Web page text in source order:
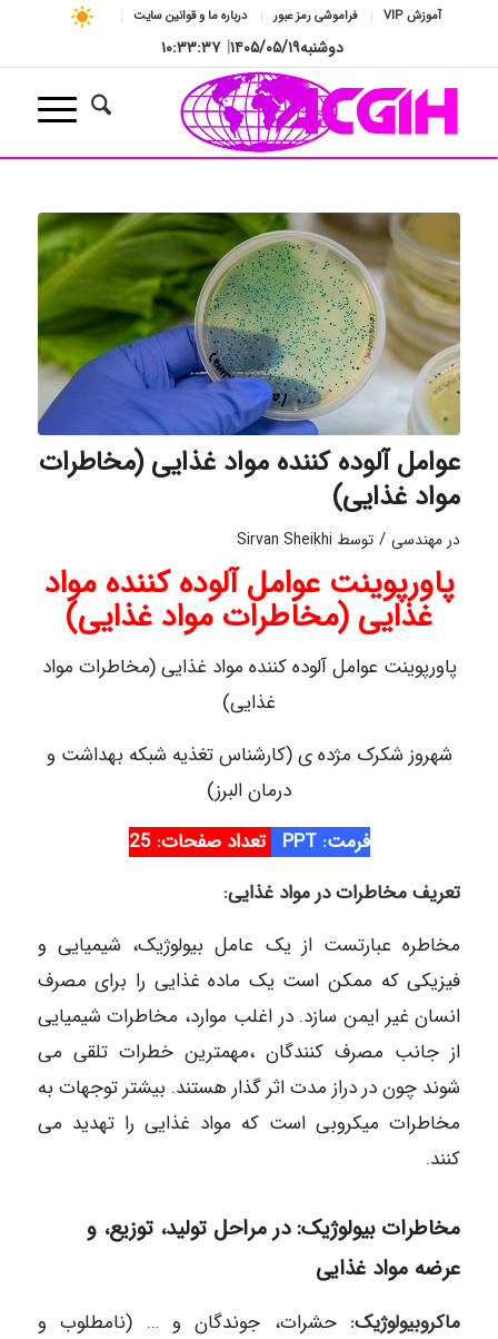
آموزش VIP فراموشی رمز عبور درباره ما و قوانین سایت
دوشنبه۱۴۰۵/۰۵/۱۹| ۱۰:۳۳:۳۷
عوامل آلوده کننده مواد غذایی (مخاطرات
مواد غذایی)
در مهندسی / توسط Sirvan Sheikhi
پاورپوینت عوامل آلوده کننده مواد
غذایی (مخاطرات مواد غذایی)
پاورپوینت عوامل آلوده کننده مواد غذایی (مخاطرات مواد
غذایی)
شهروز شکرک مژده ی (کارشناس تغذیه شبکه بهداشت و
درمان البرز)
فرمت: PPT
تعداد صفحات: 25
تعریف مخاطرات در مواد غذایی:
مخاطره عبارتست از یک عامل بیولوژیک، شیمیایی و
فیزیکی که ممکن است یک ماده غذایی را برای مصرف
انسان غیر ایمن سازد. در اغلب موارد، مخاطرات شیمیایی
از جانب مصرف کنندگان ،مهمترین خطرات تلقی می
شوند چون در دراز مدت اثر گذار هستند. بیشتر توجهات به
مخاطرات میکروبی است که مواد غذایی را تهدید می
کنند.
مخاطرات بیولوژیک: در مراحل تولید، توزیع، و
عرضه مواد غذایی
ماکروبیولوژیک:حشرات، جوندگان و … (نامطلوب و